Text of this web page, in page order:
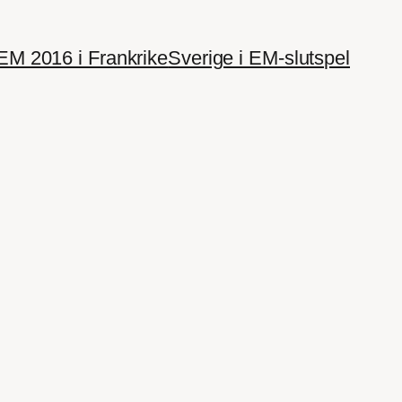
2016 i FrankrikeSverige i EM-slutspel